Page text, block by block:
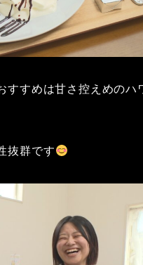
すすめは甘さ控えめのハ
抜群です